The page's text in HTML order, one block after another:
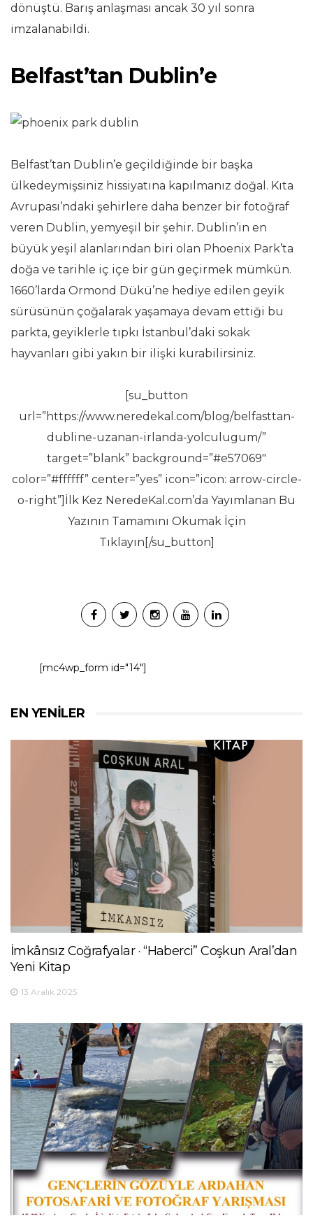
dönüştü. Barış anlaşması ancak 30 yıl sonra
imzalanabildi.
Belfast’tan Dublin’e
Belfast’tan Dublin’e geçildiğinde bir başka
ülkedeymişsiniz hissiyatına kapılmanız doğal. Kıta
Avrupası’ndaki şehirlere daha benzer bir fotoğraf
veren Dublin, yemyeşil bir şehir. Dublin’in en
büyük yeşil alanlarından biri olan Phoenix Park’ta
doğa ve tarihle iç içe bir gün geçirmek mümkün.
1660’larda Ormond Dükü’ne hediye edilen geyik
sürüsünün çoğalarak yaşamaya devam ettiği bu
parkta, geyiklerle tıpkı İstanbul’daki sokak
hayvanları gibi yakın bir ilişki kurabilirsiniz.
[su_button
url=”https://www.neredekal.com/blog/belfasttan-
dubline-uzanan-irlanda-yolculugum/”
target=”blank” background=”#e57069″
color=”#ffffff” center=”yes” icon=”icon: arrow-circle-
o-right”]İlk Kez NeredeKal.com’da Yayımlanan Bu
Yazının Tamamını Okumak İçin
Tıklayın[/su_button]
[mc4wp_form id="14"]
EN YENILER
İmkânsız Coğrafyalar · “Haberci” Coşkun Aral’dan
Yeni Kitap
13 Aralık 2025